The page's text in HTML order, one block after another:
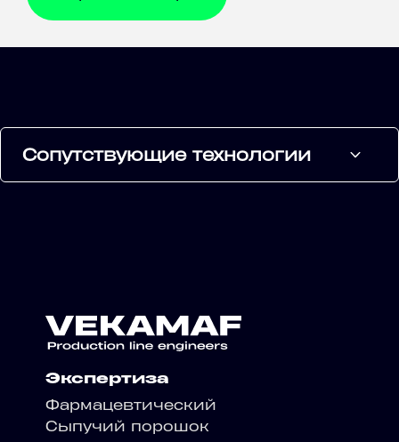
Сопутствующие технологии
Экспертиза
Фармацевтический
Сыпучий порошок